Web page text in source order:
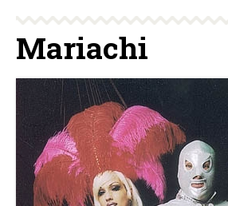
Mariachi